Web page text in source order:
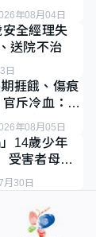
年08月04日
全經理失
送院不治
日
捱餓、傷痕
斥冷血：同
年08月05日
14歲少年
害者母：
月30日